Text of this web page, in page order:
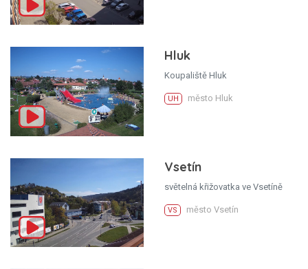
Hluk
Koupaliště Hluk
UH město Hluk
Vsetín
světelná křižovatka ve Vsetíně
VS město Vsetín